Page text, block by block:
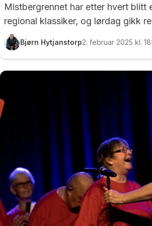
Mistbergrennet har etter hvert blitt
regional klassiker, og lørdag gikk
stabelen for 11. gang. På grunn av
arrangementskollisjoner var
deltok angrer helt sikkert ikke på
turen. For dette ble en drømmedag
med ski på beina, med løyper som
trikkeskinner og et vær som viste
aller beste side. Det var ingenting
verken løypene, været eller stilen
Sol...
Bjørn Hytjanstorp2. februar 2025 kl.